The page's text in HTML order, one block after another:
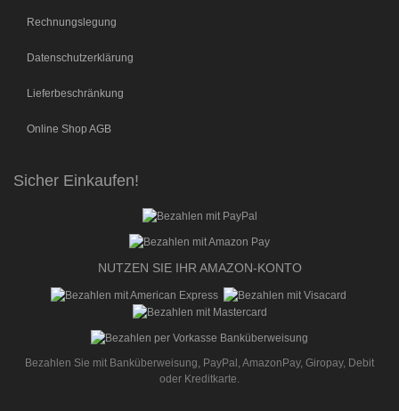
Rechnungslegung
Datenschutzerklärung
Lieferbeschränkung
Online Shop AGB
Sicher Einkaufen!
NUTZEN SIE IHR AMAZON-KONTO
Bezahlen Sie mit Banküberweisung, PayPal, AmazonPay, Giropay, Debit
oder Kreditkarte.